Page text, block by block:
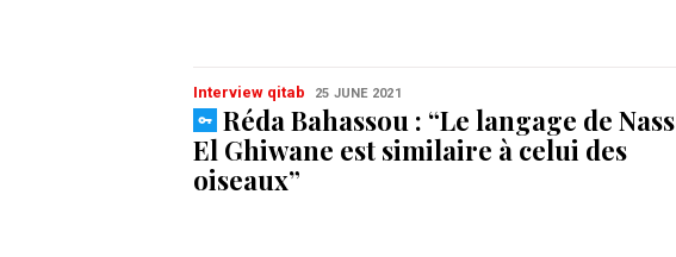
Interview qitab 25 JUNE 2021
Réda Bahassou : “Le langage de Nass
El Ghiwane est similaire à celui des
oiseaux”